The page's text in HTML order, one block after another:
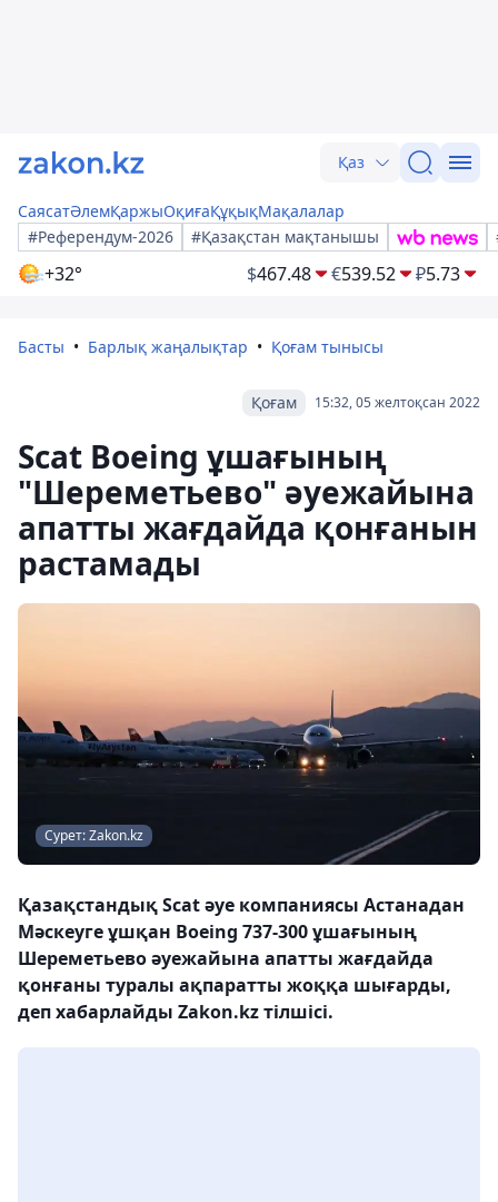
Қаз
СаясатӘлемҚаржыОқиғаҚұқықМақалалар
#Референдум-2026
#Қазақстан мақтанышы
+32° $467.48 €539.52 ₽5.73
Басты Барлық жаңалықтар Қоғам тынысы
15:32, 05 желтоқсан 2022
Қоғам
Scat Boeing ұшағының
"Шереметьево" әуежайына
апатты жағдайда қонғанын
растамады
Сурет: Zakon.kz
Қазақстандық Scat әуе компаниясы Астанадан
Мәскеуге ұшқан Boeing 737-300 ұшағының
Шереметьево әуежайына апатты жағдайда
қонғаны туралы ақпаратты жоққа шығарды,
деп хабарлайды Zakon.kz тілшісі.